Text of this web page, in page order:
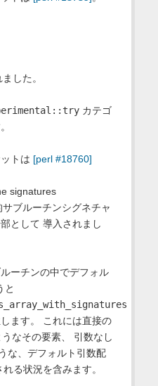
した。
カテゴ
トは [perl #18760]
signatures
ブルーチンシグネチャ
として 導入されまし
ーチンの中でデフォル
と
ます。 これには直接の
なその要素、 引数なし
な、デフォルト引数配
る状況を含みます。